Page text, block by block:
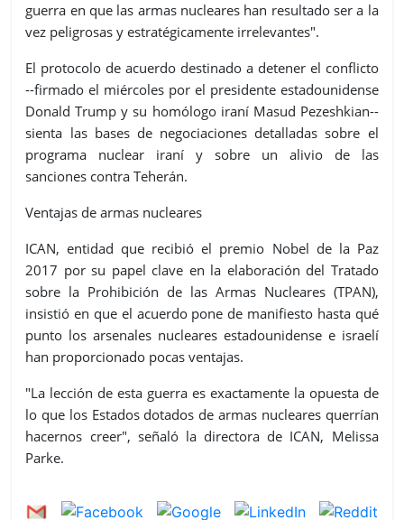
guerra en que las armas nucleares han resultado ser a la
vez peligrosas y estratégicamente irrelevantes".
El protocolo de acuerdo destinado a detener el conflicto
--firmado el miércoles por el presidente estadounidense
Donald Trump y su homólogo iraní Masud Pezeshkian--
sienta las bases de negociaciones detalladas sobre el
programa nuclear iraní y sobre un alivio de las
sanciones contra Teherán.
Ventajas de armas nucleares
ICAN, entidad que recibió el premio Nobel de la Paz
2017 por su papel clave en la elaboración del Tratado
sobre la Prohibición de las Armas Nucleares (TPAN),
insistió en que el acuerdo pone de manifiesto hasta qué
punto los arsenales nucleares estadounidense e israelí
han proporcionado pocas ventajas.
"La lección de esta guerra es exactamente la opuesta de
lo que los Estados dotados de armas nucleares querrían
hacernos creer", señaló la directora de ICAN, Melissa
Parke.